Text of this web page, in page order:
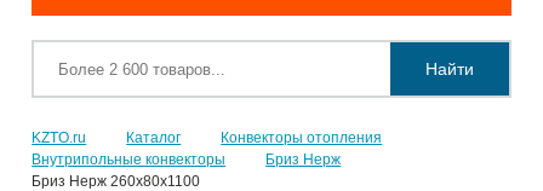
Найти
KZTO.ru Каталог
Конвекторы отопления
Внутрипольные конвекторы
Бриз Нерж
Бриз Нерж 260х80х1100